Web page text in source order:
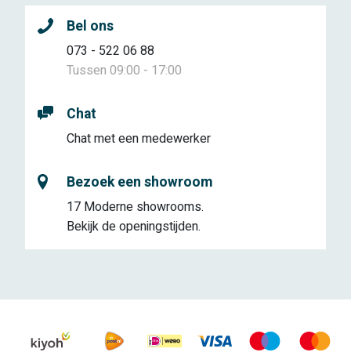
Bel ons
073 - 522 06 88
Tussen 09:00 - 17:00
Chat
Chat met een medewerker
Bezoek een showroom
17 Moderne showrooms.
Bekijk de openingstijden.